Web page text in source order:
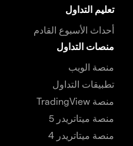
تعليم التداول
أحداث الأسبوع القادم
منصات التداول
منصة الويب
تطبيقات التداول
منصة TradingView
منصة ميتاتريدر 5
منصة ميتاتريدر 4